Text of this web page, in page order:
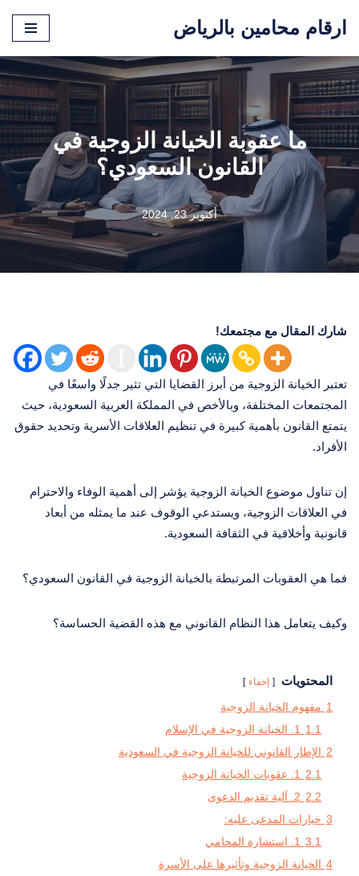
تخطى
إلى
المحتوى
ارقام محامين بالرياض
ما عقوبة الخيانة الزوجية في
القانون السعودي؟
أكتوبر 23, 2024
شارك المقال مع مجتمعك!
تعتبر الخيانة الزوجية من أبرز القضايا التي تثير جدلًا واسعًا في
المجتمعات المختلفة، وبالأخص في المملكة العربية السعودية، حيث
يتمتع القانون بأهمية كبيرة في تنظيم العلاقات الأسرية وتحديد حقوق
الأفراد.
إن تناول موضوع الخيانة الزوجية يؤشر إلى أهمية الوفاء والاحترام
في العلاقات الزوجية، ويستدعي الوقوف عند ما يمثله من أبعاد
قانونية وأخلاقية في الثقافة السعودية.
فما هي العقوبات المرتبطة بالخيانة الزوجية في القانون السعودي؟
وكيف يتعامل هذا النظام القانوني مع هذه القضية الحساسة؟
المحتويات إخفاء
1 مفهوم الخيانة الزوجية
1.1 1. الخيانة الزوجية في الإسلام
2
الإطار القانوني للخيانة الزوجية في السعودية
2.1 1. عقوبات الخيانة الزوجية
2.2 2. آلية تقديم الدعوى
3 خيارات المدعى عليه:
3.1 1. استشارة المحامي
4
الخيانة الزوجية وتأثيرها على الأسرة